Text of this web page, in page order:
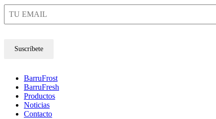
Suscríbete
BarruFrost
BarruFresh
Productos
Noticias
Contacto